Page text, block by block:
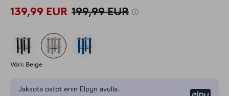
139,99 EUR 199,99 EUR
Väri: Beige
Jaksota ostot eriin Elpyn avulla.